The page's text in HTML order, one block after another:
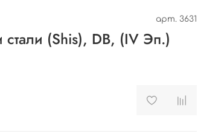
арт. 3631
(Shis), DB, (IV Эп.)